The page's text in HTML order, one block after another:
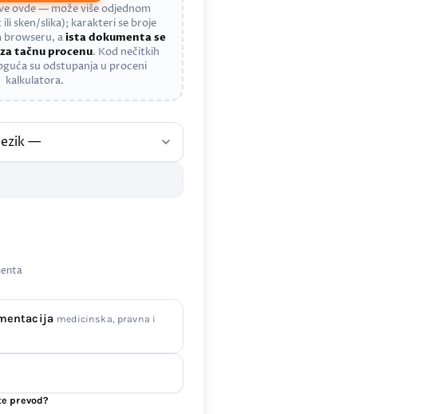
ovde — može više odjednom
ili sken/slika); karakteri se broje
browseru, aista dokumenta se
tačnu procenu. Kod nečitkih
su odstupanja u proceni
kalkulatora.
medicinska, pravna i
prevod?